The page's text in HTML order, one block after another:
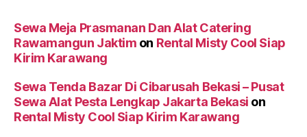
Sewa Meja Prasmanan Dan Alat Catering
Rawamangun Jaktim on Rental Misty Cool Siap
Kirim Karawang
Sewa Tenda Bazar Di Cibarusah Bekasi – Pusat
Sewa Alat Pesta Lengkap Jakarta Bekasi on
Rental Misty Cool Siap Kirim Karawang